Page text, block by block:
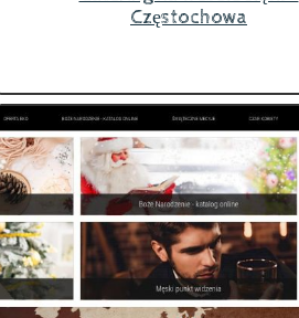
Częstochowa